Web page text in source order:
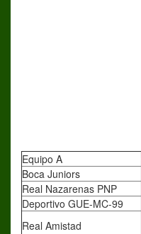
Equipo A
Boca Juniors
Real Nazarenas PNP
Deportivo GUE-MC-99
Real Amistad